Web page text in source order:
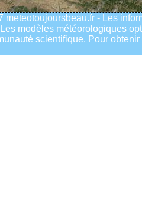
meteotoujoursbeau.fr - Les
modèles météorologiques
scientifique. Pour